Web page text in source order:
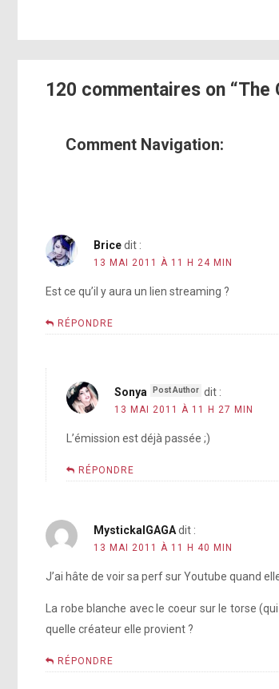
120 commentaires on “The
Comment Navigation:
Bricedit :
13 MAI 2011 À 11 H 24 MIN
Est ce qu’il y aura un lien streaming ?
RÉPONDRE
Sonya dit :
13 MAI 2011 À 11 H 27 MIN
L’émission est déjà passée ;)
RÉPONDRE
MystickalGAGAdit :
13 MAI 2011 À 11 H 40 MIN
J’ai hâte de voir sa perf sur Youtube quand
La robe blanche avec le coeur sur le torse
quelle créateur elle provient ?
RÉPONDRE